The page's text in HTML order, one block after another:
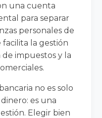
una cuenta
para separar
personales de
facilita la gestión
impuestos y la
no es solo
es una
Elegir bien